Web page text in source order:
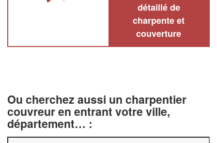
détaillé de
charpente et
couverture
Ou cherchez aussi un charpentier
couvreur en entrant votre ville,
département… :